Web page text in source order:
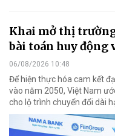
Khai mở thị
bài toán huy động
06/08/2026 10:48
Để hiện thực hóa cam kết
vào năm 2050, Việt Nam
cho lộ trình chuyển đổi dài